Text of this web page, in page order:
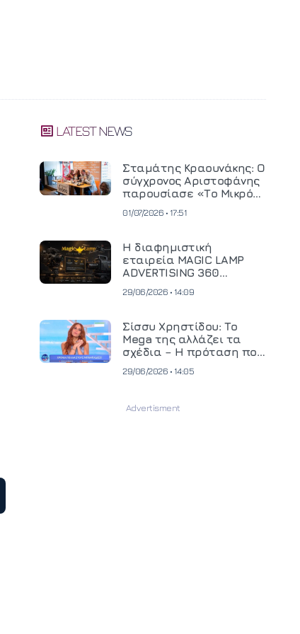
LATEST NEWS
Σταμάτης Κραουνάκης: Ο
σύγχρονος Αριστοφάνης
παρουσίασε «Το Μικρό
01/07/2026 • 17:51
Η διαφημιστική
εταιρεία MAGIC LAMP
ADVERTISING 360
κινηματογραφική
και ανεβάζει τον πήχη
στην παραγωγή
οπτικοακουστικού
περιεχομένου
29/06/2026 • 14:09
Σίσσυ Χρηστίδου: Το
Mega της αλλάζει τα
σχέδια – Η πρόταση που
29/06/2026 • 14:05